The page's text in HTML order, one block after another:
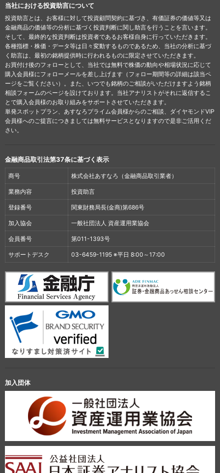
当社における投資助言について
投資助言とは、お客様に対して投資顧問契約に基づき、有価証券の価値等又は
金融商品の価値等の分析に基づく投資判断に関し助言を行うことを言います。
そして、最終的な投資判断は投資者であるお客様自身に行っていただきます。
各種指標・株価・データ等は日々変動するものであるため、当社の分析に基づ
く助言は、最初の銘柄提供時に行われるものに限定させていただきます。
お買付け後のフォローとして、当社では無料で株価の動向や相場状況に応じて
購入会員様にフォローメールを差し上げます（フォロー期間等の詳細は該当ペ
ージをご覧ください）。また、いつでも銘柄のご相談がいただけますよう銘柄
相談フォームのページを設けております。当社アナリストがそれに返信するこ
とで購入会員様のお取り組みをサポートさせていただきます。
単発スポットプラン、あすなろプライム会員様からのご相談、ダイヤモンドVIP
会員様へのご提言につきましては無料サービスとなりますので是非ご活用くだ
さい。
金融商品取引法第37条に基づく表示
商号 株式会社あすなろ（金融商品取引業者）
業務内容 投資助言
登録番号 関東財務局長(金商)第686号
加入協会 一般社団法人 資産運用業協会
会員番号 第011-1393号
サポートデスク 03-6459-1195 ※平日 8:00～17:00
加入団体